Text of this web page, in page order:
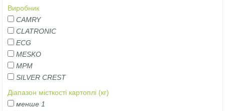
Виробник
CAMRY
CLATRONIC
ECG
MESKO
MPM
SILVER CREST
Діапазон місткості картоплі (кг)
менше 1